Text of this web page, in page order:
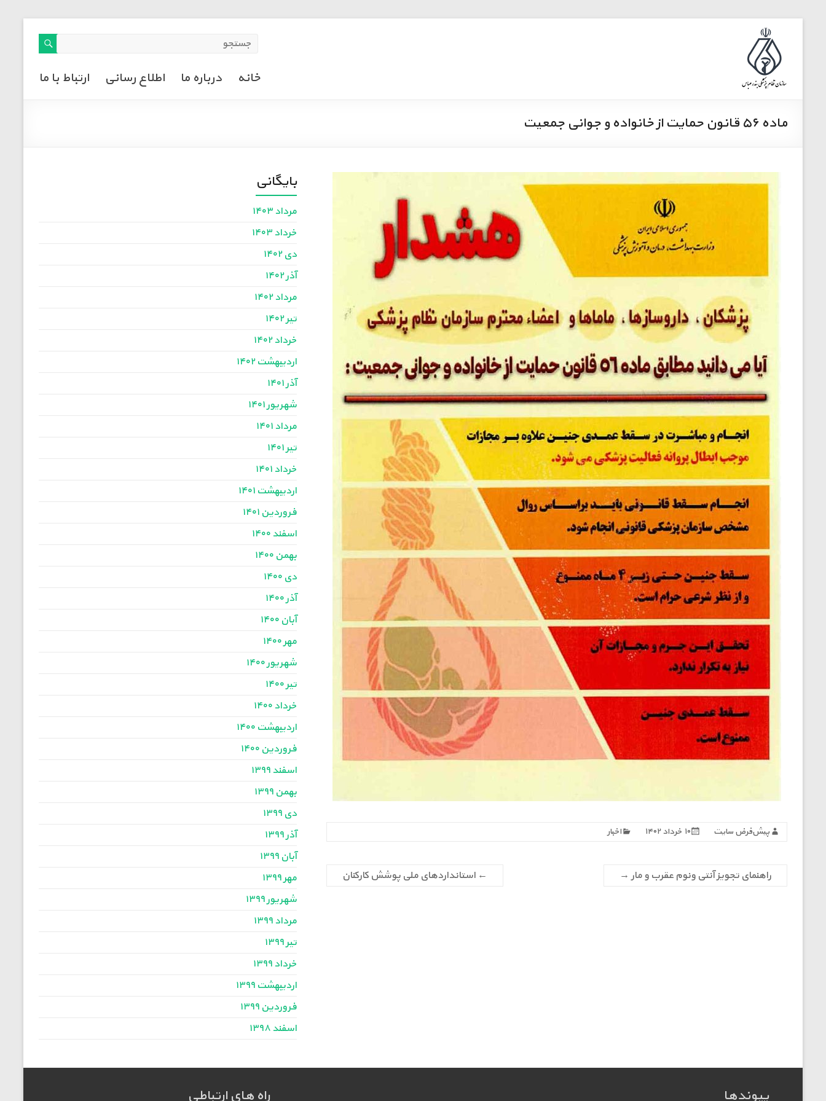
خانه درباره ما اطلاع رسانی ارتباط با ما
ماده ۵۶ قانون حمایت از خانواده و جوانی جمعیت
پیش‌فرض سایت ۱۰ خرداد ۱۴۰۲ اخبار
← استانداردهای ملی پوشش کارکنان راهنمای تجویز آنتی ونوم عقرب و مار →
بایگانی
مرداد ۱۴۰۳
خرداد ۱۴۰۳
دی ۱۴۰۲
آذر ۱۴۰۲
مرداد ۱۴۰۲
تیر ۱۴۰۲
خرداد ۱۴۰۲
اردیبهشت ۱۴۰۲
آذر ۱۴۰۱
شهریور ۱۴۰۱
مرداد ۱۴۰۱
تیر ۱۴۰۱
خرداد ۱۴۰۱
اردیبهشت ۱۴۰۱
فروردین ۱۴۰۱
اسفند ۱۴۰۰
بهمن ۱۴۰۰
دی ۱۴۰۰
آذر ۱۴۰۰
آبان ۱۴۰۰
مهر ۱۴۰۰
شهریور ۱۴۰۰
تیر ۱۴۰۰
خرداد ۱۴۰۰
اردیبهشت ۱۴۰۰
فروردین ۱۴۰۰
اسفند ۱۳۹۹
بهمن ۱۳۹۹
دی ۱۳۹۹
آذر ۱۳۹۹
آبان ۱۳۹۹
مهر ۱۳۹۹
شهریور ۱۳۹۹
مرداد ۱۳۹۹
تیر ۱۳۹۹
خرداد ۱۳۹۹
اردیبهشت ۱۳۹۹
فروردین ۱۳۹۹
اسفند ۱۳۹۸
پیوندها راه های ارتباطی